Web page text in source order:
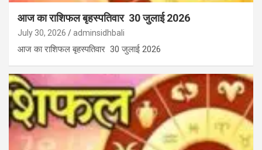
आज का राशिफल बृहस्पतिवार 30 जुलाई 2026
July 30, 2026 adminsidhbali
आज का राशिफल बृहस्पतिवार 30 जुलाई 2026